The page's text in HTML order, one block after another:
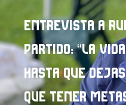
ENTREVISTA A
PARTIDO: “LA
HASTA QUE
QUE TENER